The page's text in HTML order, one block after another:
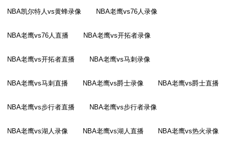
NBA凯尔特人vs黄蜂录像 NBA老鹰vs76人录像
NBA老鹰vs76人直播 NBA老鹰vs开拓者录像
NBA老鹰vs开拓者直播 NBA老鹰vs马刺录像
NBA老鹰vs马刺直播 NBA老鹰vs爵士录像 NBA老鹰vs爵士直播
NBA老鹰vs步行者直播 NBA老鹰vs步行者录像
NBA老鹰vs湖人录像 NBA老鹰vs湖人直播 NBA老鹰vs热火录像